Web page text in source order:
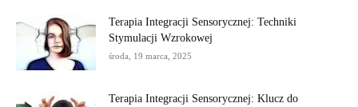
Terapia Integracji Sensorycznej: Techniki
Stymulacji Wzrokowej
środa, 19 marca, 2025
Terapia Integracji Sensorycznej: Klucz do